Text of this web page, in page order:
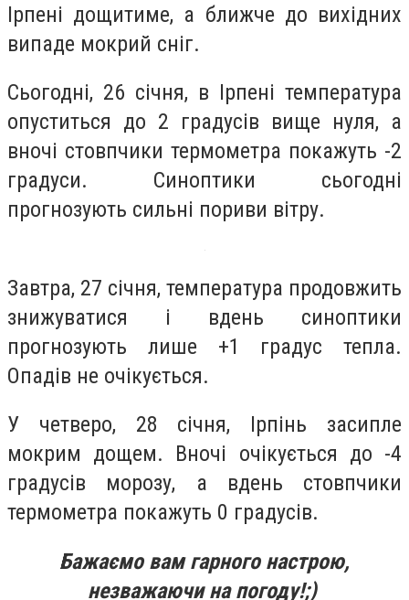
Ірпені дощитиме, а ближче до вихідних
випаде мокрий сніг.
Сьогодні, 26 січня, в Ірпені температура
опуститься до 2 градусів вище нуля, а
вночі стовпчики термометра покажуть -2
градуси. Синоптики сьогодні
прогнозують сильні пориви вітру.
Завтра, 27 січня, температура продовжить
знижуватися і вдень синоптики
прогнозують лише +1 градус тепла.
Опадів не очікується.
У четверо, 28 січня, Ірпінь засипле
мокрим дощем. Вночі очікується до -4
градусів морозу, а вдень стовпчики
термометра покажуть 0 градусів.
Бажаємо вам гарного настрою,
незважаючи на погоду!;)